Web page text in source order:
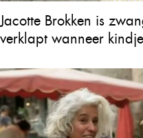
Jacotte Brokken is
verklapt wanneer